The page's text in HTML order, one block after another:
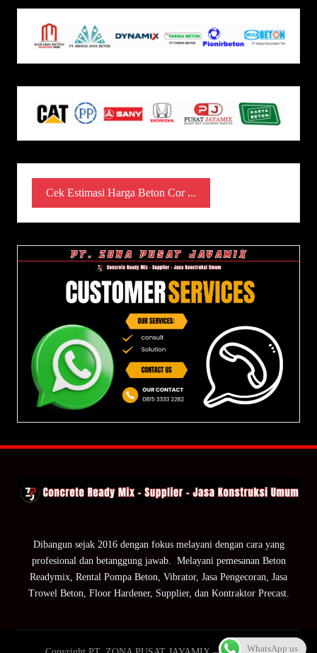
Cek Estimasi Harga Beton Cor ...
Dibangun sejak 2016 dengan fokus melayani dengan cara yang
profesional dan betanggung jawab. Melayani pemesanan Beton
Readymix, Rental Pompa Beton, Vibrator, Jasa Pengecoran, Jasa
Trowel Beton, Floor Hardener, Supplier, dan Kontraktor Precast.
WhatsApp us